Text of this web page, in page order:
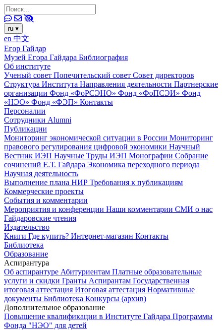
ru ▾
en 中文
Егор Гайдар
Музей Егора Гайдара Библиография
Об институте
Ученый совет Попечительский совет Совет директоров
Структура Института Направления деятельности Партнерские
организации Фонд «ФоРСЭНО» Фонд «ФоПСЭИ» Фонд
«НЭО» Фонд «ФЭП» Контакты
Персоналии
Сотрудники Alumni
Публикации
Мониторинг экономической ситуации в России Мониторинг
правового регулирования цифровой экономики Научный
Вестник ИЭП Научные Труды ИЭП Монографии Собрание
сочинений Е.Т. Гайдара Экономика переходного периода
Научная деятельность
Выполнение плана НИР Требования к публикациям
Коммерческие проекты
События и комментарии
Мероприятия и конференции Наши комментарии СМИ о нас
Гайдаровские чтения
Издательство
Книги Где купить? Интернет-магазин Контакты
Библиотека
Образование
Аспирантура
Об аспирантуре Абитуриентам Платные образовательные
услуги и скидки Гранты Аспирантам Государственная
итоговая аттестация Итоговая аттестация Нормативные
документы Библиотека Конкурсы (архив)
Дополнительное образование
Повышение квалификации в Институте Гайдара Программы
Фонда "НЭО" для детей